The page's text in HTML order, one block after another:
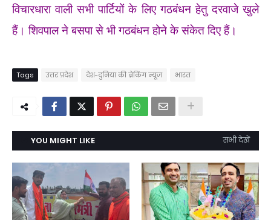
विचारधारा वाली सभी पार्टियों के लिए गठबंधन हेतु दरवाजे खुले
हैं। शिवपाल ने बसपा से भी गठबंधन होने के संकेत दिए हैं।
Tags उत्तर प्रदेश देश-दुनिया की ब्रेकिंग न्यूज भारत
YOU MIGHT LIKE सभी देखें